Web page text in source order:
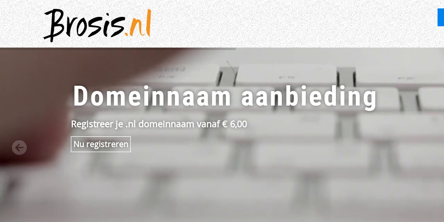
Brosis.nl
Brosis.nl
Domeinnaam aanbieding
Registreer je .nl domeinnaam vanaf € 6,00
Nu registreren